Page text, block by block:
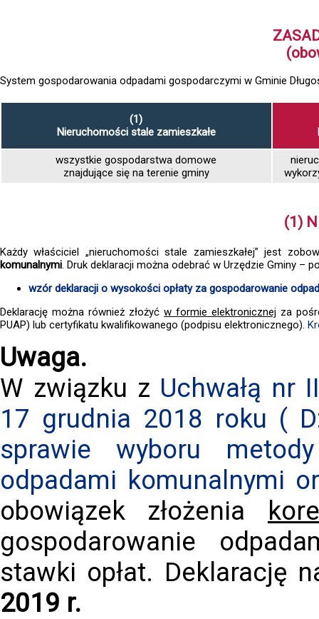
System gospodarowania odpadami gospodarczymi w Gminie
(1)
Nieruchomości stale zamieszkałe
wszystkie gospodarstwa domowe
znajdujące się na terenie gminy
(1)
Każdy właściciel „nieruchomości stale zamieszkałej” jest
komunalnymi. Druk deklaracji można odebrać w Urzędzie Gminy –
wzór deklaracji o wysokości opłaty za gospodarowanie
Deklarację można również złożyć w formie elektronicznej za
PUAP) lub certyfikatu kwalifikowanego (podpisu elektronicznego).
Uwaga.
W związku z Uchwałą nr
17 grudnia 2018 roku (
sprawie wyboru
odpadami komunalnymi
obowiązek złożenia
gospodarowanie
stawki opłat. Deklarację
2019 r.